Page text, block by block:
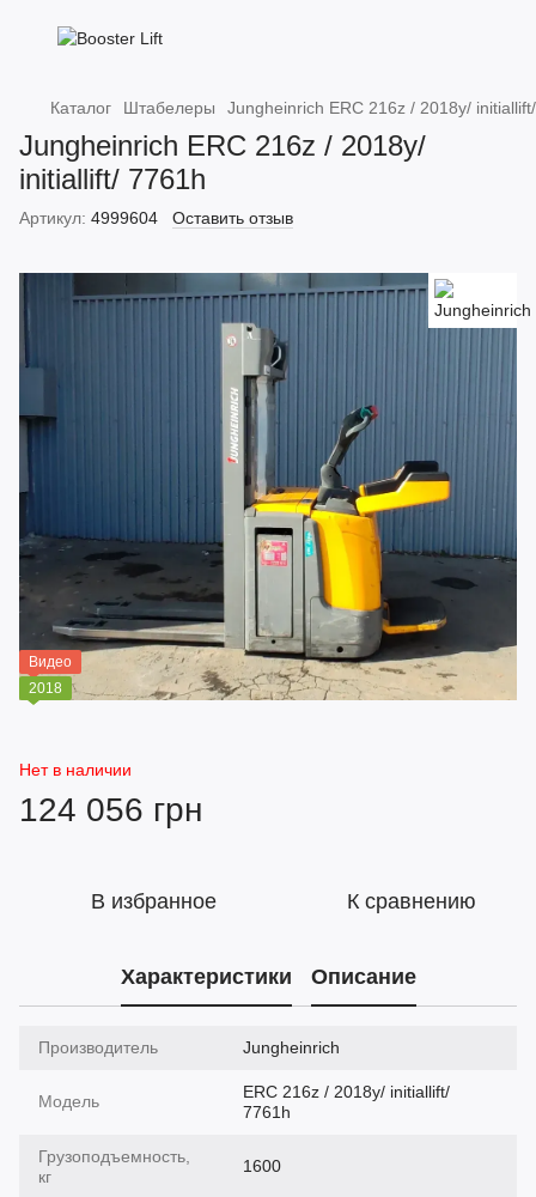
Каталог Штабелеры Jungheinrich ERC 216z / 2018y/
Jungheinrich ERC 216z / 2018y/
initiallift/ 7761h
Артикул: 4999604 Оставить отзыв
Видео
2018
Нет в наличии
124 056 грн
В избранное К сравнению
Характеристики Описание
Производитель Jungheinrich
Модель
ERC 216z / 2018y/ initiallift/
7761h
Грузоподъемность,
кг
1600